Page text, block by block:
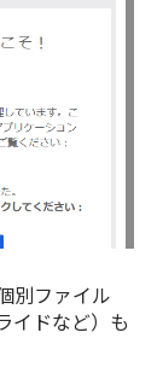
別ファイル
イドなど）も